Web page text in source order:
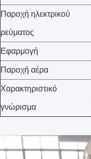
Παροχή ηλεκτρικού
ρεύματος
Εφαρμογή
Παροχή αέρα
Χαρακτηριστικό
γνώρισμα